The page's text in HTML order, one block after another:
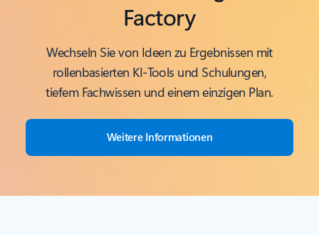
Factory
Wechseln Sie von Ideen zu Ergebnissen mit
rollenbasierten KI-Tools und Schulungen,
tiefem Fachwissen und einem einzigen Plan.
Weitere Informationen